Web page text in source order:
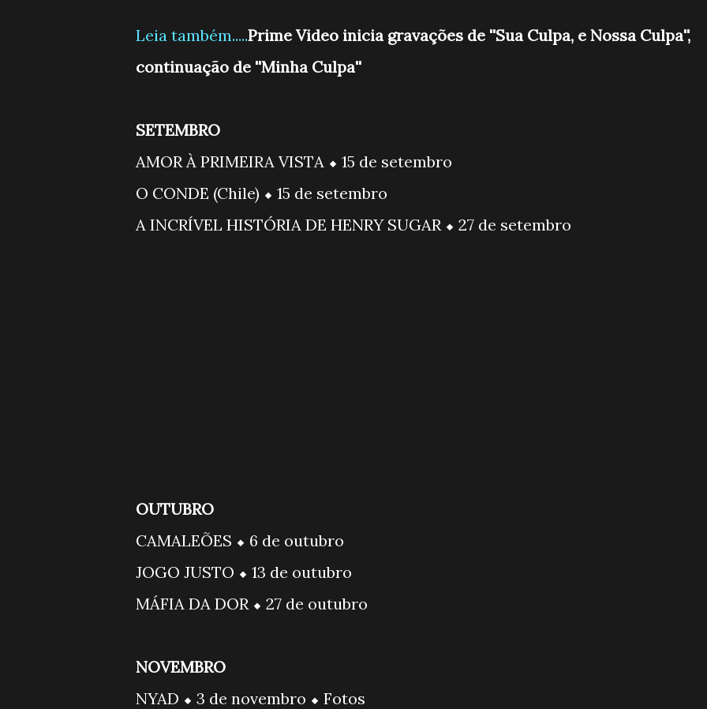
Leia também.....Prime Video inicia gravações de ''Sua Culpa, e Nossa Culpa'',
continuação de ''Minha Culpa''
SETEMBRO
AMOR À PRIMEIRA VISTA ⬥ 15 de setembro
O CONDE (Chile) ⬥ 15 de setembro
A INCRÍVEL HISTÓRIA DE HENRY SUGAR ⬥ 27 de setembro
OUTUBRO
CAMALEÕES ⬥ 6 de outubro
JOGO JUSTO ⬥ 13 de outubro
MÁFIA DA DOR ⬥ 27 de outubro
NOVEMBRO
NYAD ⬥ 3 de novembro ⬥ Fotos